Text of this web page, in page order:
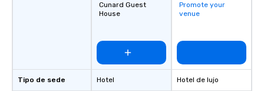
involved with each
acquisition to
ongoing management
the sales process is
be managing your
Tipo de sede
Cunard Guest
House
Hotel
Promote your
venue
Hotel de lujo